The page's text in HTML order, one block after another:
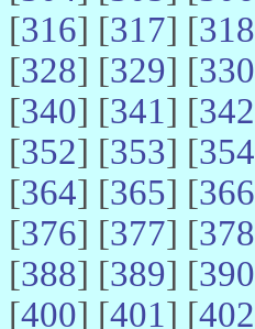
[316] [317] [318
[328] [329] [330
[340] [341] [342
[352] [353] [354
[364] [365] [366
[376] [377] [378
[388] [389] [390
[400] [401] [402